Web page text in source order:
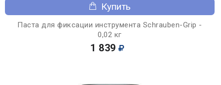
Купить
Паста для фиксации инструмента Schrauben-Grip -
0,02 кг
1 839